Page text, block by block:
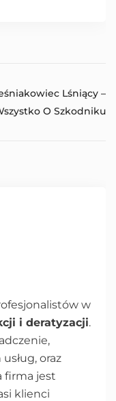
Lśniący –
O Szkodniku
w
i deratyzacji.
oraz
firma jest
klienci